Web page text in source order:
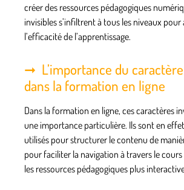
créer des ressources pédagogiques
invisibles s’infiltrent à tous les niveaux
l’efficacité de l’apprentissage.
L’importance du
dans la formation en ligne
Dans la formation en ligne, ces caractères
une importance particulière. Ils sont en
utilisés pour structurer le contenu de
pour faciliter la navigation à travers le
les ressources pédagogiques plus